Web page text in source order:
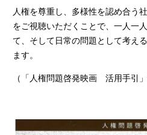
人権を尊重し、多様性を認め合う
をご視聴いただくことで、一人一
て、そして日常の問題として考え
ます。
（「人権問題啓発映画 活用手引